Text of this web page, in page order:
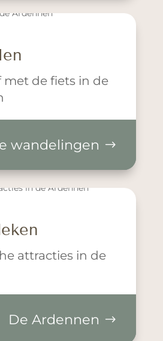
met de fiets in de
wandelingen
attracties in de
De Ardennen